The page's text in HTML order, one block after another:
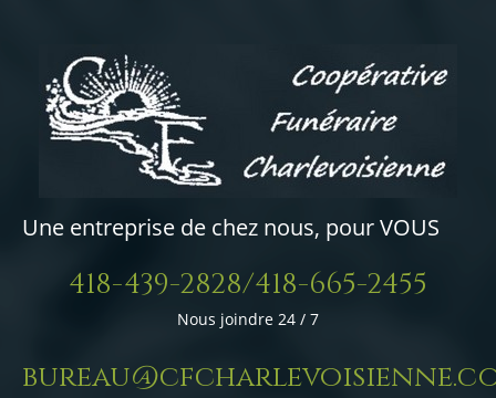
Une entreprise de chez nous, pour VOUS
418-439-2828/418-665-2455
Nous joindre 24 / 7